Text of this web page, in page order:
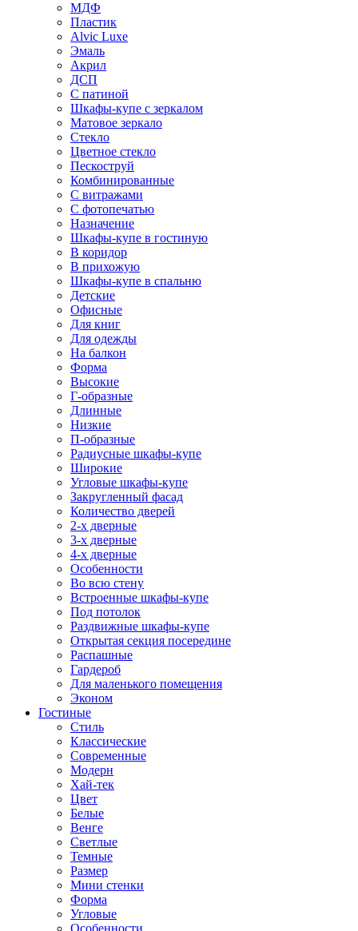
МДФ
Пластик
Alvic Luxe
Эмаль
Акрил
ДСП
С патиной
Шкафы-купе с зеркалом
Матовое зеркало
Стекло
Цветное стекло
Пескоструй
Комбинированные
С витражами
С фотопечатью
Назначение
Шкафы-купе в гостиную
В коридор
В прихожую
Шкафы-купе в спальню
Детские
Офисные
Для книг
Для одежды
На балкон
Форма
Высокие
Г-образные
Длинные
Низкие
П-образные
Радиусные шкафы-купе
Широкие
Угловые шкафы-купе
Закругленный фасад
Количество дверей
2-х дверные
3-х дверные
4-х дверные
Особенности
Во всю стену
Встроенные шкафы-купе
Под потолок
Раздвижные шкафы-купе
Открытая секция посередине
Распашные
Гардероб
Для маленького помещения
Эконом
Гостиные
Стиль
Классические
Современные
Модерн
Хай-тек
Цвет
Белые
Венге
Светлые
Темные
Размер
Мини стенки
Форма
Угловые
Особенности